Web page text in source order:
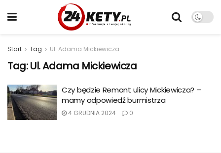
Start Tag Ul. Adama Mickiewicza
Tag:Ul. Adama Mickiewicza
Czy będzie Remont ulicy Mickiewicza? –
mamy odpowiedź burmistrza
4 GRUDNIA 2024 0